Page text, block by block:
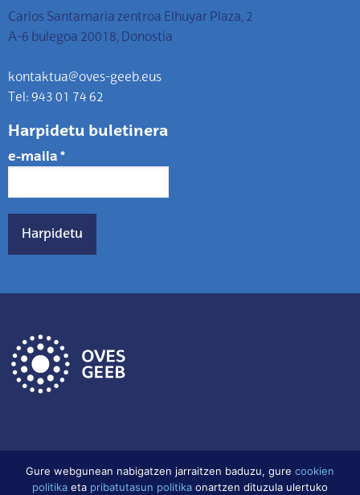
Carlos Santamaria zentroa Elhuyar Plaza, 2
A-6 bulegoa 20018, Donostia
kontaktua@oves-geeb.eus
Tel: 943 01 74 62
Harpidetu buletinera
e-maila *
Gure webgunean nabigatzen jarraitzen baduzu, gure cookien
politika eta pribatutasun politika onartzen dituzula ulertuko